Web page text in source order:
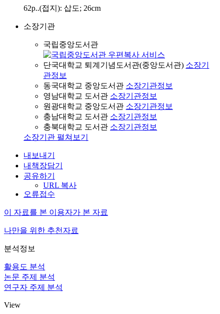
62p..(접지): 삽도; 26cm
소장기관
국립중앙도서관
단국대학교 퇴계기념도서관(중앙도서관) 소장기
관정보
동국대학교 중앙도서관 소장기관정보
영남대학교 도서관 소장기관정보
원광대학교 중앙도서관 소장기관정보
충남대학교 도서관 소장기관정보
충북대학교 도서관 소장기관정보
소장기관 펼쳐보기
내보내기
내책장담기
공유하기
URL 복사
오류접수
이 자료를 본 이용자가 본 자료
나만을 위한 추천자료
분석정보
활용도 분석
논문 주제 분석
연구자 주제 분석
View